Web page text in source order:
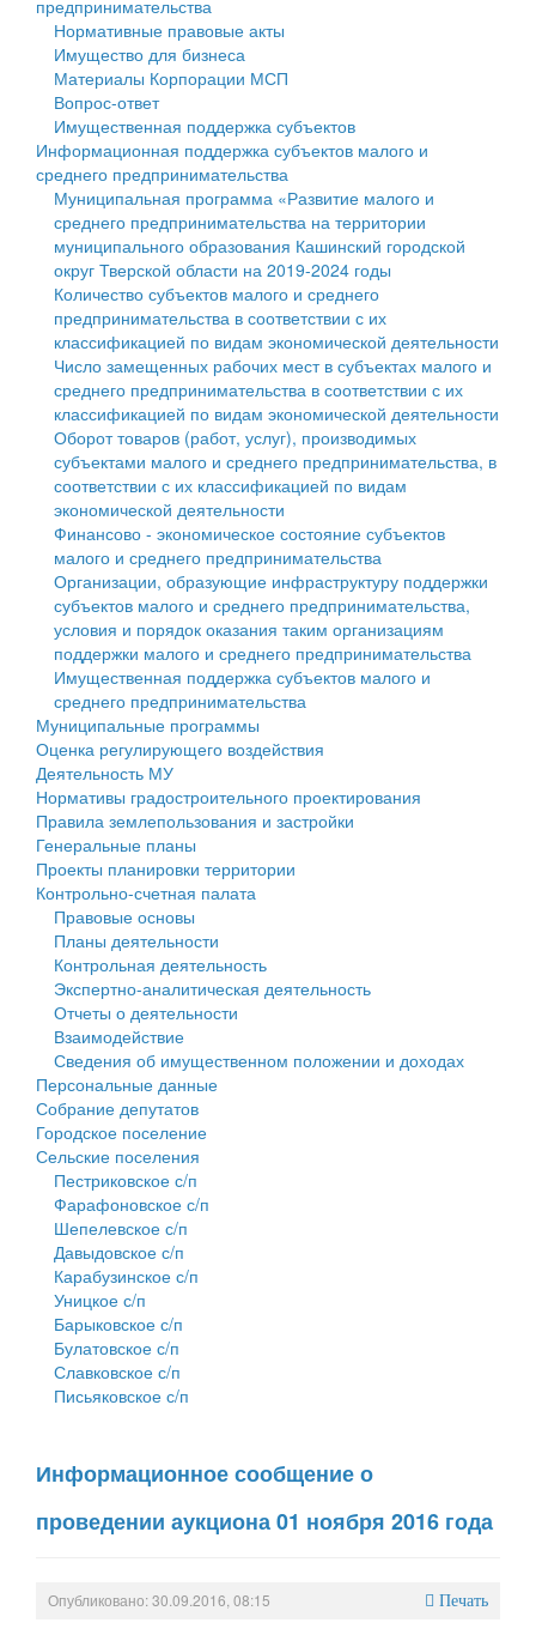
Государственные услуги
Промышленность и АПК
Экономика и бизнес
...
Символика
Устав
Гостям округа
Туризм
Культура
Образование
Здравоохранение
Социальная защита
Фотоальбом
муниципального округа Тверской области
Администрация Кашинского муниципального округа
Тверской области
Управление сельскими территориями
Открытые данные
Работа с обращениями граждан
Муниципальный контроль
Муниципальные услуги
Проекты административных регламентов
Антимонопольный комплаенс
Противодействие коррупции
Финансовое управление
Бюджет для граждан
Имущество
Выявление правообладателей ранее учтенных
объектов недвижимости
Имущественная поддержка субъектов малого и
среднего предпринимательства
Информационная поддержка субъектов малого и
среднего предпринимательства
Муниципальные программы
Контрольно-счетная палата
Персональные данные
Оценка регулирующего воздействия
Деятельность МУ
Нормативы градостроительного проектирования
Правила землепользования и застройки
Генеральные планы
Проекты планировки территории
Собрание депутатов
Городское поселение
Сельские поселения
предпринимательства
Нормативные правовые акты
Имущество для бизнеса
Материалы Корпорации МСП
Вопрос-ответ
Имущественная поддержка субъектов
Информационная поддержка субъектов малого и
среднего предпринимательства
Муниципальная программа «Развитие малого и
среднего предпринимательства на территории
муниципального образования Кашинский городской
округ Тверской области на 2019-2024 годы
Количество субъектов малого и среднего
предпринимательства в соответствии с их
классификацией по видам экономической деятельности
Число замещенных рабочих мест в субъектах малого и
среднего предпринимательства в соответствии с их
классификацией по видам экономической деятельности
Оборот товаров (работ, услуг), производимых
субъектами малого и среднего предпринимательства, в
соответствии с их классификацией по видам
экономической деятельности
Финансово - экономическое состояние субъектов
малого и среднего предпринимательства
Организации, образующие инфраструктуру поддержки
субъектов малого и среднего предпринимательства,
условия и порядок оказания таким организациям
поддержки малого и среднего предпринимательства
Имущественная поддержка субъектов малого и
среднего предпринимательства
Муниципальные программы
Оценка регулирующего воздействия
Деятельность МУ
Нормативы градостроительного проектирования
Правила землепользования и застройки
Генеральные планы
Проекты планировки территории
Контрольно-счетная палата
Правовые основы
Планы деятельности
Контрольная деятельность
Экспертно-аналитическая деятельность
Отчеты о деятельности
Взаимодействие
Сведения об имущественном положении и доходах
Персональные данные
Собрание депутатов
Городское поселение
Сельские поселения
Пестриковское с/п
Фарафоновское с/п
Шепелевское с/п
Давыдовское с/п
Карабузинское с/п
Уницкое с/п
Барыковское с/п
Булатовское с/п
Славковское с/п
Письяковское с/п
Информационное сообщение о
проведении аукциона 01 ноября 2016 года
Опубликовано: 30.09.2016, 08:15 Печать